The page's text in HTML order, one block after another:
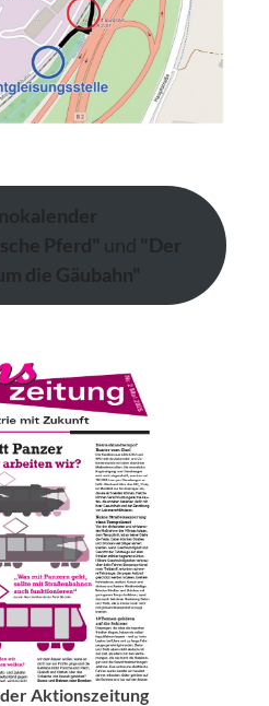
Pferd" und "Der
die Gäubahn"
Aktionszeitung